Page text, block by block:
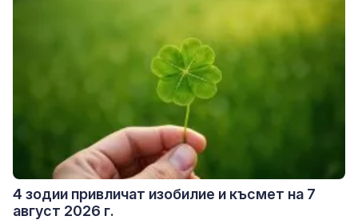
4 зодии привличат изобилие и късмет на 7
август 2026 г.